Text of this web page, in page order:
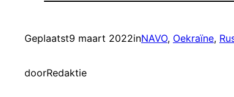
Geplaatst9 maart 2022inNAVO, Oekraïne,
doorRedaktie